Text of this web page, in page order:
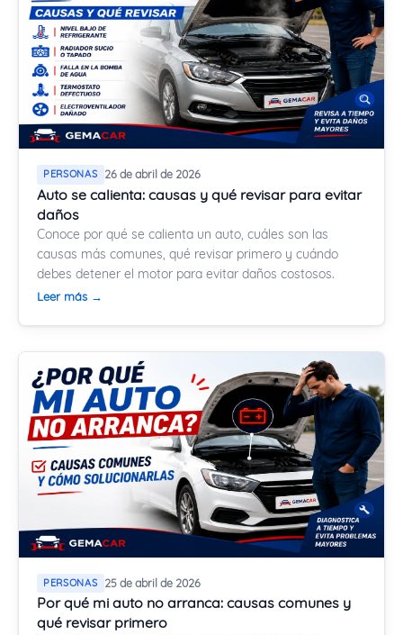
PERSONAS 26 de abril de 2026
Auto se calienta: causas y qué revisar para evitar
daños
Conoce por qué se calienta un auto, cuáles son las
causas más comunes, qué revisar primero y cuándo
debes detener el motor para evitar daños costosos.
Leer más →
PERSONAS 25 de abril de 2026
Por qué mi auto no arranca: causas comunes y
qué revisar primero